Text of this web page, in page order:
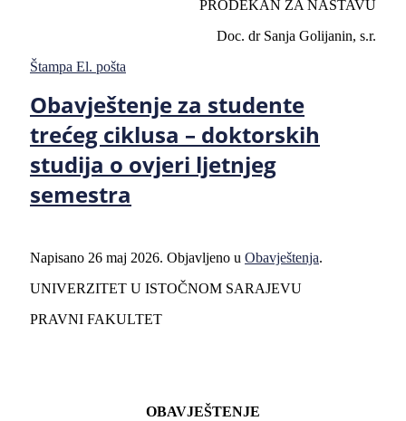
PRODEKAN ZA NASTAVU
Doc. dr Sanja Golijanin, s.r.
Štampa El. pošta
Obavještenje za studente
trećeg ciklusa – doktorskih
studija o ovjeri ljetnjeg
semestra
Napisano 26 maj 2026. Objavljeno u Obavještenja.
UNIVERZITET U ISTOČNOM SARAJEVU
PRAVNI FAKULTET
OBAVJEŠTENJE